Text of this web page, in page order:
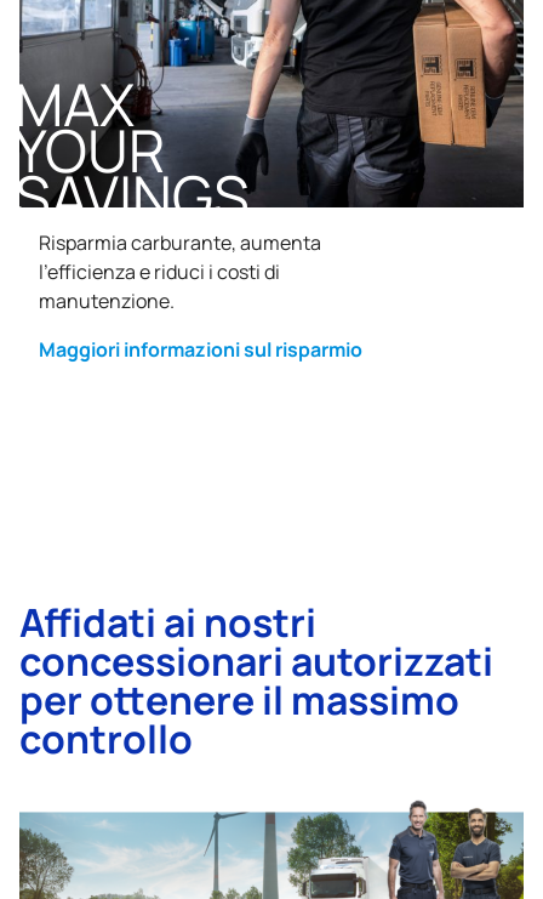
MAX
YOUR
SAVINGS
Risparmia carburante, aumenta
l’efficienza e riduci i costi di
manutenzione.
Maggiori informazioni sul risparmio
Affidati ai nostri
concessionari autorizzati
per ottenere il massimo
controllo